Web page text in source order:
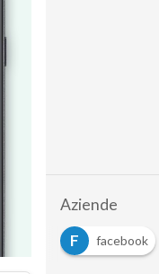
Aziende
F
facebook